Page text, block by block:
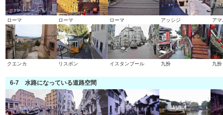
ローマ ローマ ローマ アッシジ ア
クエンカ リスボン イスタンブール 九扮 九扮
6-7 水路になっている道路空間